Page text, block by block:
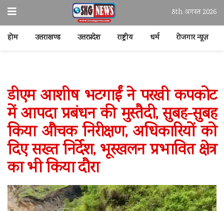
8th अगस्त 2026
होम उत्तराखण्ड उत्तरप्रदेश राष्ट्रीय धर्म रोजगार न्यूज़
डीएम आशीष भटगाईं ने परखी कपकोट
में आपदा प्रबंधन की मुस्तैदी, सुबह-सुबह
किया औचक निरीक्षण, अधिकारियों को
दिए सख्त निर्देश, भूस्खलन प्रभावित क्षेत्र
का भी किया दौरा